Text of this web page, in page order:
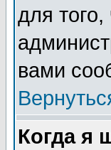
для
вами
Когда я